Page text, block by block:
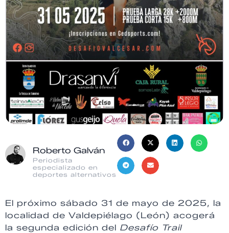
Roberto Galván
Periodista
especializado en
deportes alternativos
El próximo sábado 31 de mayo de 2025, la
localidad de Valdepiélago (León) acogerá
la segunda edición del Desafío Trail